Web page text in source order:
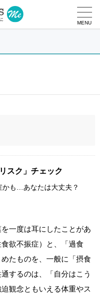
MENU
スク」チェック
かも…あなたは大丈夫？
一度は耳にしたことがあ
欲不振症）と、「過食
たものを、一般に「摂食
するのは、「自分はこう
観念ともいえる体重やス